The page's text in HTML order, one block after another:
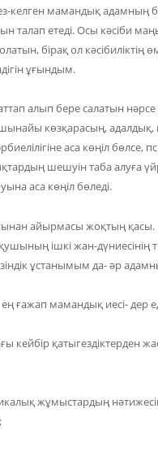
келген мамандық адамның
талап етеді. Осы кәсіби
бірақ ол кәсібиліктің
ұғындым.
алып бере салатын нәрсе
көзқарасың, адалдық,
аса көңіл
шешуін таба алуға
аса көңіл бөледі.
айырмасы жоқтың қасы.
ішкі жан-
ұстанымым да- әр
ғажап мамандық иесі- дер
кейбір қатыгездіктерден
жұмыстардың